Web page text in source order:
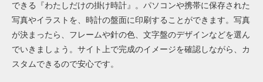
できる『わたしだけの掛け時計』。パソコンや携帯に保存された
写真やイラストを、時計の盤面に印刷することができます。写真
が決まったら、フレームや針の色、文字盤のデザインなどを選ん
でいきましょう。サイト上で完成のイメージを確認しながら、カ
スタムできるので安心です。